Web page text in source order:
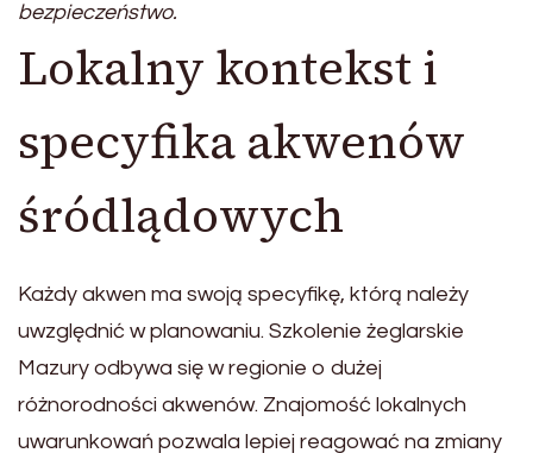
bezpieczeństwo.
Lokalny kontekst i
specyfika akwenów
śródlądowych
Każdy akwen ma swoją specyfikę, którą należy
uwzględnić w planowaniu. Szkolenie żeglarskie
Mazury odbywa się w regionie o dużej
różnorodności akwenów. Znajomość lokalnych
uwarunkowań pozwala lepiej reagować na zmiany